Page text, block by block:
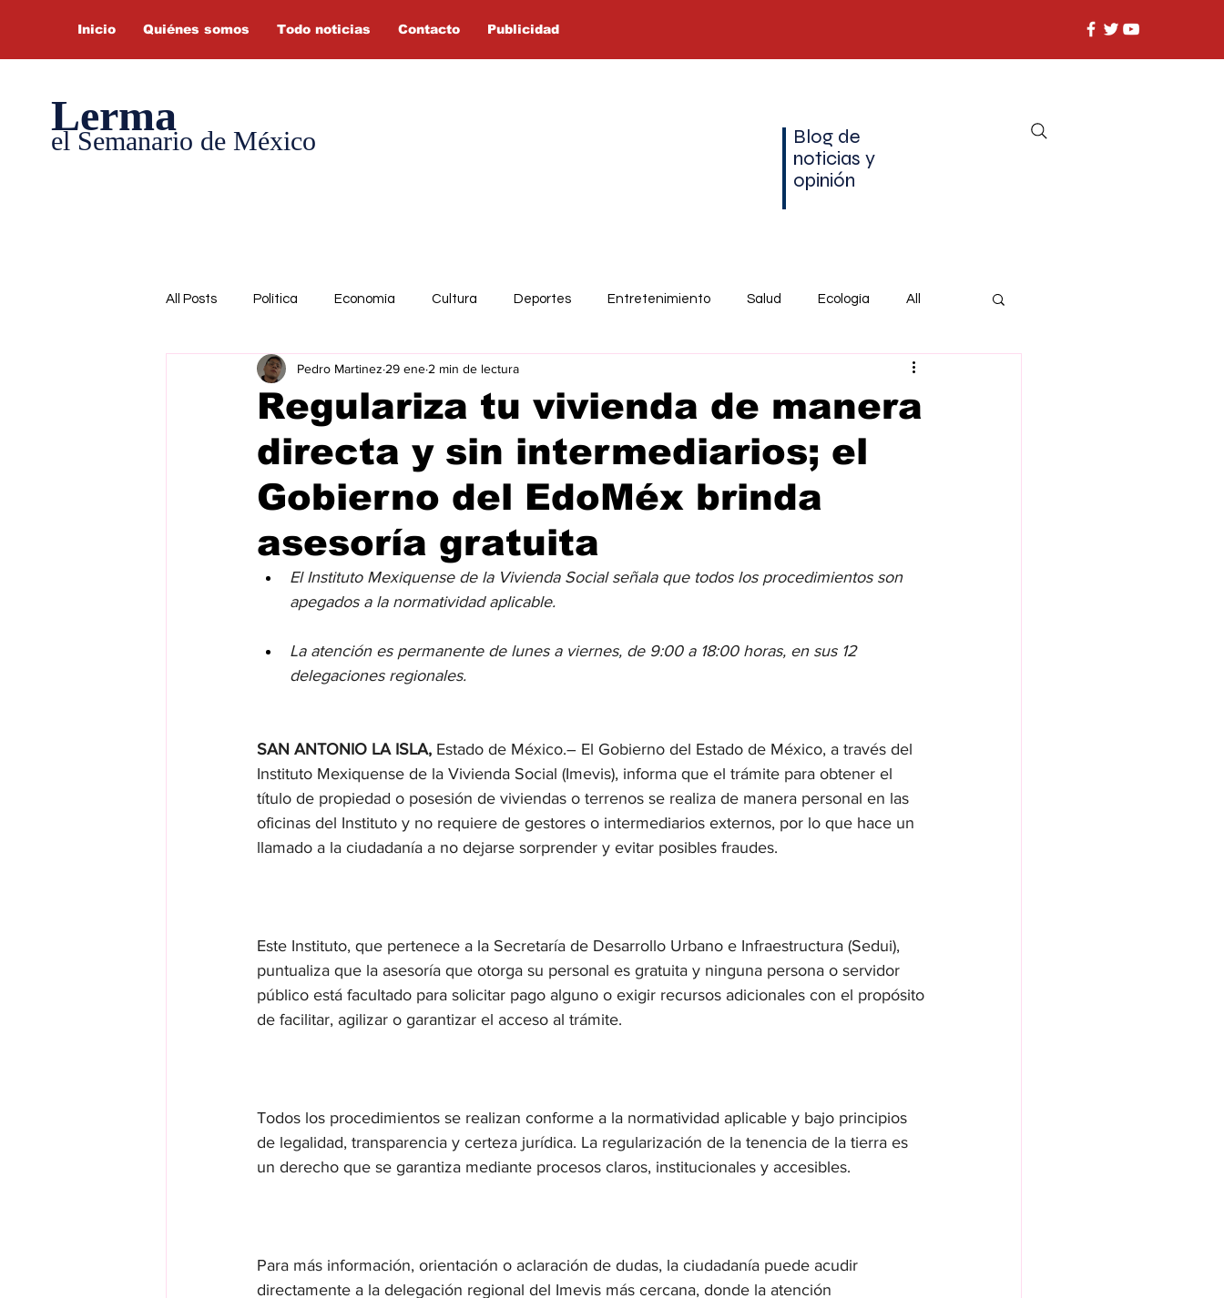
Inicio Quiénes somos Todo noticias Contacto Publicidad
Lerma
el Semanario de México
Blog de
noticias y
opinión
All Posts Política Economía Cultura Deportes Entretenimiento Salud Ecología All
Regulariza tu vivienda de manera
directa y sin intermediarios; el
Gobierno del EdoMéx brinda
asesoría gratuita
Pedro Martinez 29 ene 2 min de lectura
El Instituto Mexiquense de la Vivienda Social señala que todos los procedimientos son
apegados a la normatividad aplicable.
La atención es permanente de lunes a viernes, de 9:00 a 18:00 horas, en sus 12
delegaciones regionales.
SAN ANTONIO LA ISLA, Estado de México.– El Gobierno del Estado de México, a través del
Instituto Mexiquense de la Vivienda Social (Imevis), informa que el trámite para obtener el
título de propiedad o posesión de viviendas o terrenos se realiza de manera personal en las
oficinas del Instituto y no requiere de gestores o intermediarios externos, por lo que hace un
llamado a la ciudadanía a no dejarse sorprender y evitar posibles fraudes.
Este Instituto, que pertenece a la Secretaría de Desarrollo Urbano e Infraestructura (Sedui),
puntualiza que la asesoría que otorga su personal es gratuita y ninguna persona o servidor
público está facultado para solicitar pago alguno o exigir recursos adicionales con el propósito
de facilitar, agilizar o garantizar el acceso al trámite.
Todos los procedimientos se realizan conforme a la normatividad aplicable y bajo principios
de legalidad, transparencia y certeza jurídica. La regularización de la tenencia de la tierra es
un derecho que se garantiza mediante procesos claros, institucionales y accesibles.
Para más información, orientación o aclaración de dudas, la ciudadanía puede acudir
directamente a la delegación regional del Imevis más cercana, donde la atención